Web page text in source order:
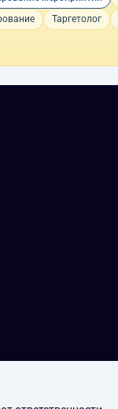
Таргетолог